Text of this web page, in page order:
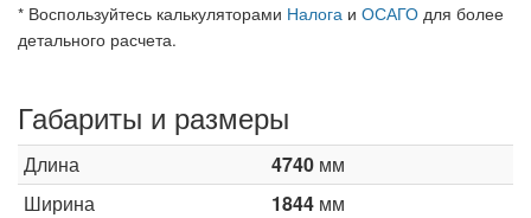
* Воспользуйтесь калькуляторами Налога и ОСАГО для более
детального расчета.
Габариты и размеры
Длина 4740 мм
Ширина
1844 мм